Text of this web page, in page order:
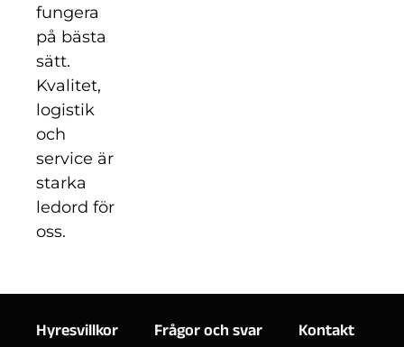
fungera
på bästa
sätt.
Kvalitet,
logistik
och
service är
starka
ledord för
oss.
Hyresvillkor Frågor och svar
Kontakt